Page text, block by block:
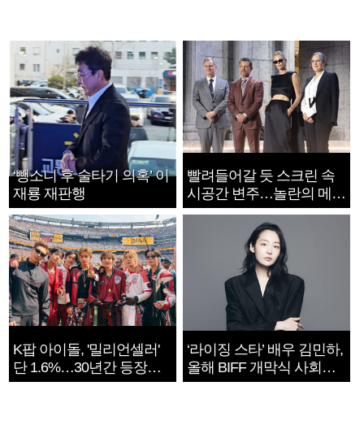
‘뺑소니 후 술타기 의혹’ 이
재룡 재판행
빨려들어갈 듯 스크린 속
시공간 변주…놀란의 메시
지는 ‘전쟁 속죄’
K팝 아이돌, '밀리언셀러'
단 1.6%…30년간 등장
1182개팀 전수조사
‘라이징 스타’ 배우 김민하,
올해 BIFF 개막식 사회자
확정